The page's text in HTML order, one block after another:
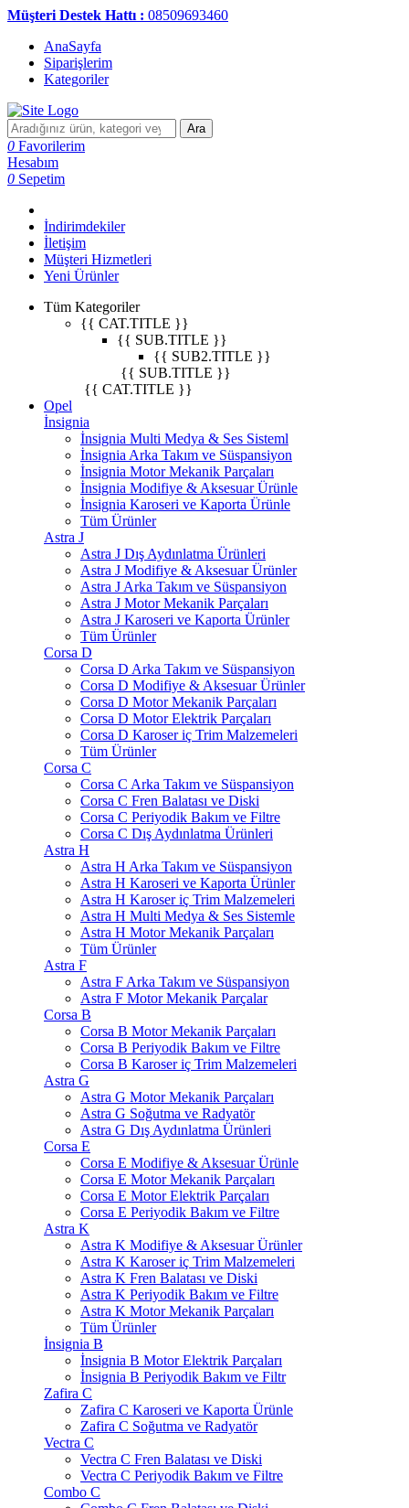
Müşteri Destek Hattı : 08509693460
AnaSayfa
Siparişlerim
Kategoriler
Ara
0 Favorilerim
Hesabım
0 Sepetim
İndirimdekiler
İletişim
Müşteri Hizmetleri
Yeni Ürünler
Tüm Kategoriler
{{ CAT.TITLE }}
{{ SUB.TITLE }}
{{ SUB2.TITLE }}
{{ SUB.TITLE }}
{{ CAT.TITLE }}
Opel
İnsignia
İnsignia Multi Medya & Ses Sisteml
İnsignia Arka Takım ve Süspansiyon
İnsignia Motor Mekanik Parçaları
İnsignia Modifiye & Aksesuar Ürünle
İnsignia Karoseri ve Kaporta Ürünle
Tüm Ürünler
Astra J
Astra J Dış Aydınlatma Ürünleri
Astra J Modifiye & Aksesuar Ürünler
Astra J Arka Takım ve Süspansiyon
Astra J Motor Mekanik Parçaları
Astra J Karoseri ve Kaporta Ürünler
Tüm Ürünler
Corsa D
Corsa D Arka Takım ve Süspansiyon
Corsa D Modifiye & Aksesuar Ürünler
Corsa D Motor Mekanik Parçaları
Corsa D Motor Elektrik Parçaları
Corsa D Karoser iç Trim Malzemeleri
Tüm Ürünler
Corsa C
Corsa C Arka Takım ve Süspansiyon
Corsa C Fren Balatası ve Diski
Corsa C Periyodik Bakım ve Filtre
Corsa C Dış Aydınlatma Ürünleri
Astra H
Astra H Arka Takım ve Süspansiyon
Astra H Karoseri ve Kaporta Ürünler
Astra H Karoser iç Trim Malzemeleri
Astra H Multi Medya & Ses Sistemle
Astra H Motor Mekanik Parçaları
Tüm Ürünler
Astra F
Astra F Arka Takım ve Süspansiyon
Astra F Motor Mekanik Parçalar
Corsa B
Corsa B Motor Mekanik Parçaları
Corsa B Periyodik Bakım ve Filtre
Corsa B Karoser iç Trim Malzemeleri
Astra G
Astra G Motor Mekanik Parçaları
Astra G Soğutma ve Radyatör
Astra G Dış Aydınlatma Ürünleri
Corsa E
Corsa E Modifiye & Aksesuar Ürünle
Corsa E Motor Mekanik Parçaları
Corsa E Motor Elektrik Parçaları
Corsa E Periyodik Bakım ve Filtre
Astra K
Astra K Modifiye & Aksesuar Ürünler
Astra K Karoser iç Trim Malzemeleri
Astra K Fren Balatası ve Diski
Astra K Periyodik Bakım ve Filtre
Astra K Motor Mekanik Parçaları
Tüm Ürünler
İnsignia B
İnsignia B Motor Elektrik Parçaları
İnsignia B Periyodik Bakım ve Filtr
Zafira C
Zafira C Karoseri ve Kaporta Ürünle
Zafira C Soğutma ve Radyatör
Vectra C
Vectra C Fren Balatası ve Diski
Vectra C Periyodik Bakım ve Filtre
Combo C